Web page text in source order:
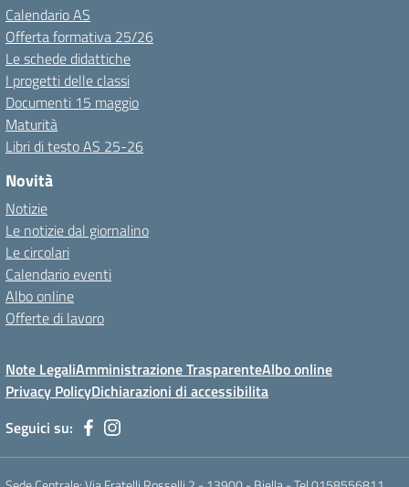
Calendario AS
Offerta formativa 25/26
Le schede didattiche
I progetti delle classi
Documenti 15 maggio
Maturità
Libri di testo AS 25-26
Novità
Notizie
Le notizie dal giornalino
Le circolari
Calendario eventi
Albo online
Offerte di lavoro
Note LegaliAmministrazione TrasparenteAlbo online
Privacy PolicyDichiarazioni di accessibilita
Seguici su: